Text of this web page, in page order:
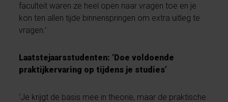
faculteit waren ze heel open naar vragen toe en je
kon ten allen tijde binnenspringen om extra uitleg te
vragen.’
Laatstejaarsstudenten: ‘Doe voldoende
praktijkervaring op tijdens je studies’
‘Je krijgt de basis mee in theorie, maar de praktische